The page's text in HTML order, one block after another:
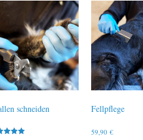
schneiden Fellpflege
59,90€